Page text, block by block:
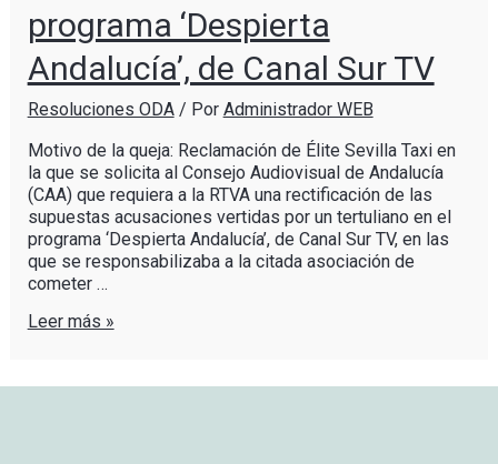
programa ‘Despierta
Andalucía’, de Canal Sur TV
Resoluciones ODA/ Por Administrador WEB
Motivo de la queja: Reclamación de Élite Sevilla Taxi en
la que se solicita al Consejo Audiovisual de Andalucía
(CAA) que requiera a la RTVA una rectificación de las
supuestas acusaciones vertidas por un tertuliano en el
programa ‘Despierta Andalucía’, de Canal Sur TV, en las
que se responsabilizaba a la citada asociación de
cometer …
Leer más »